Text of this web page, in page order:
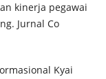
kinerja pegawai
Jurnal Co
Kyai